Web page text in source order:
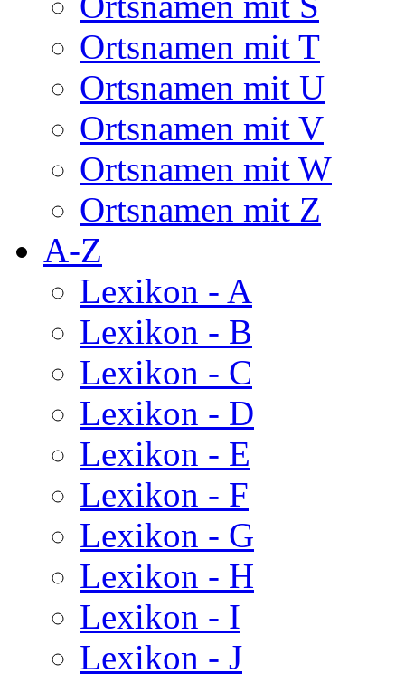
Ortsnamen mit T
Ortsnamen mit U
Ortsnamen mit V
Ortsnamen mit W
Ortsnamen mit Z
A-Z
Lexikon - A
Lexikon - B
Lexikon - C
Lexikon - D
Lexikon - E
Lexikon - F
Lexikon - G
Lexikon - H
Lexikon - I
Lexikon - J